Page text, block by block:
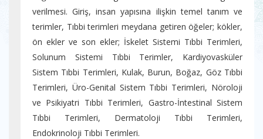
verilmesi. Giriş, insan yapısına ilişkin temel tanım ve
terimler, Tıbbi terimleri meydana getiren öğeler; kökler,
ön ekler ve son ekler; İskelet Sistemi Tıbbi Terimleri,
Solunum Sistemi Tıbbi Terimler, Kardiyovasküler
Sistem Tıbbi Terimleri, Kulak, Burun, Boğaz, Göz Tıbbi
Terimleri, Üro-Genital Sistem Tıbbi Terimleri, Nöroloji
ve Psikiyatri Tıbbi Terimleri, Gastro-İntestinal Sistem
Tıbbi Terimleri, Dermatoloji Tıbbi Terimleri,
Endokrinoloji Tıbbi Terimleri.